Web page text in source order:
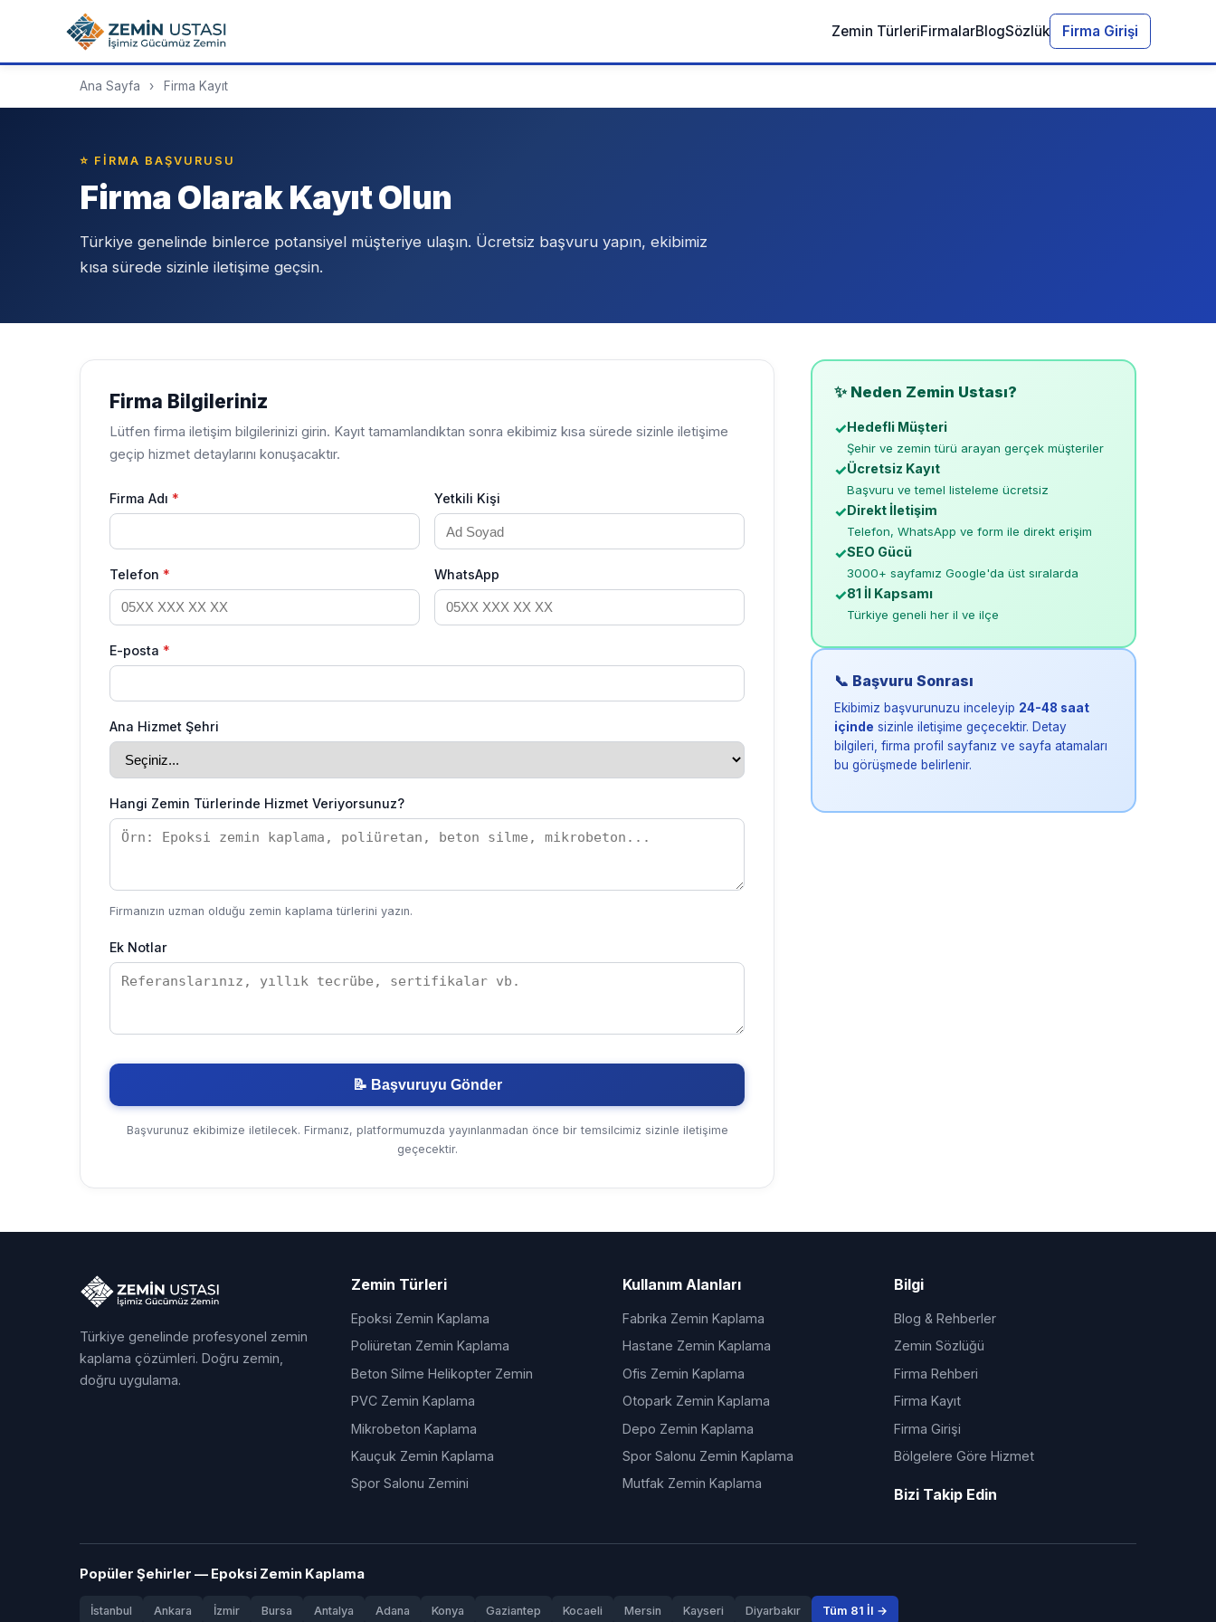
Zemin TürleriFirmalarBlogSözlük Firma Girişi
Ana Sayfa › Firma Kayıt
⭐ FIRMA BAŞVURUSU
Firma Olarak Kayıt Olun
Türkiye genelinde binlerce potansiyel müşteriye ulaşın. Ücretsiz başvuru yapın, ekibimiz
kısa sürede sizinle iletişime geçsin.
Firma Bilgileriniz
Lütfen firma iletişim bilgilerinizi girin. Kayıt tamamlandıktan sonra ekibimiz kısa sürede sizinle iletişime
geçip hizmet detaylarını konuşacaktır.
Firma Adı * Yetkili Kişi
Telefon * WhatsApp
E-posta *
Ana Hizmet Şehri
Hangi Zemin Türlerinde Hizmet Veriyorsunuz?
Firmanızın uzman olduğu zemin kaplama türlerini yazın.
Ek Notlar
📝 Başvuruyu Gönder
Başvurunuz ekibimize iletilecek. Firmanız, platformumuzda yayınlanmadan önce bir temsilcimiz sizinle iletişime
geçecektir.
✨ Neden Zemin Ustası?
✓Hedefli Müşteri
Şehir ve zemin türü arayan gerçek müşteriler
✓Ücretsiz Kayıt
Başvuru ve temel listeleme ücretsiz
✓Direkt İletişim
Telefon, WhatsApp ve form ile direkt erişim
✓SEO Gücü
3000+ sayfamız Google'da üst sıralarda
✓81 İl Kapsamı
Türkiye geneli her il ve ilçe
📞 Başvuru Sonrası
Ekibimiz başvurunuzu inceleyip 24-48 saat
içinde sizinle iletişime geçecektir. Detay
bilgileri, firma profil sayfanız ve sayfa atamaları
bu görüşmede belirlenir.
Türkiye genelinde profesyonel zemin
kaplama çözümleri. Doğru zemin,
doğru uygulama.
Zemin Türleri
Epoksi Zemin Kaplama
Poliüretan Zemin Kaplama
Beton Silme Helikopter Zemin
PVC Zemin Kaplama
Mikrobeton Kaplama
Kauçuk Zemin Kaplama
Spor Salonu Zemini
Kullanım Alanları
Fabrika Zemin Kaplama
Hastane Zemin Kaplama
Ofis Zemin Kaplama
Otopark Zemin Kaplama
Depo Zemin Kaplama
Spor Salonu Zemin Kaplama
Mutfak Zemin Kaplama
Bilgi
Blog & Rehberler
Zemin Sözlüğü
Firma Rehberi
Firma Kayıt
Firma Girişi
Bölgelere Göre Hizmet
Bizi Takip Edin
Popüler Şehirler — Epoksi Zemin Kaplama
İstanbul Ankara İzmir Bursa Antalya Adana Konya Gaziantep Kocaeli Mersin Kayseri Diyarbakır Tüm 81 İl →